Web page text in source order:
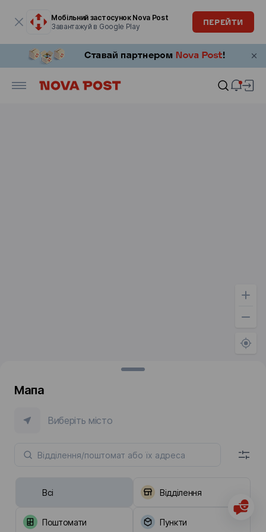
Мобільний застосунок Nova Post
Завантажуй в Google Play
ПЕРЕЙТИ
Мапа
Виберіть місто
Всі Відділення
Поштомати Пункти